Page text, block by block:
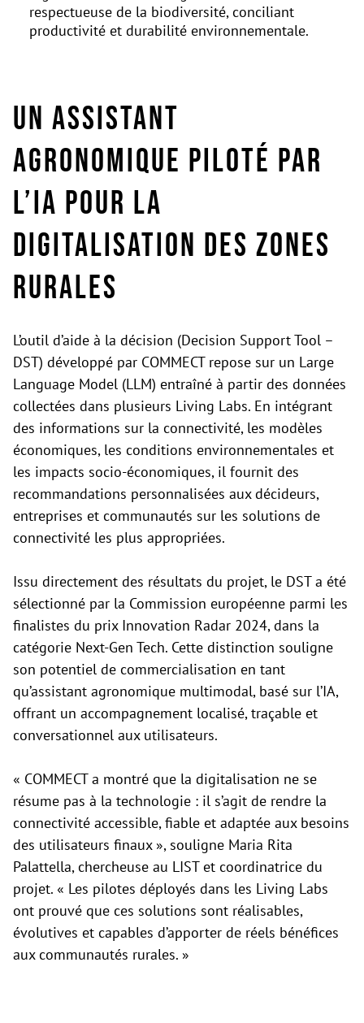
respectueuse de la biodiversité, conciliant
productivité et durabilité environnementale.
Un assistant
agronomique piloté par
l’IA pour la
digitalisation des zones
rurales
L’outil d’aide à la décision (Decision Support Tool –
DST) développé par COMMECT repose sur un Large
Language Model (LLM) entraîné à partir des données
collectées dans plusieurs Living Labs. En intégrant
des informations sur la connectivité, les modèles
économiques, les conditions environnementales et
les impacts socio-économiques, il fournit des
recommandations personnalisées aux décideurs,
entreprises et communautés sur les solutions de
connectivité les plus appropriées.
Issu directement des résultats du projet, le DST a été
sélectionné par la Commission européenne parmi les
finalistes du prix Innovation Radar 2024, dans la
catégorie Next-Gen Tech. Cette distinction souligne
son potentiel de commercialisation en tant
qu’assistant agronomique multimodal, basé sur l’IA,
offrant un accompagnement localisé, traçable et
conversationnel aux utilisateurs.
« COMMECT a montré que la digitalisation ne se
résume pas à la technologie : il s’agit de rendre la
connectivité accessible, fiable et adaptée aux besoins
des utilisateurs finaux », souligne Maria Rita
Palattella, chercheuse au LIST et coordinatrice du
projet. « Les pilotes déployés dans les Living Labs
ont prouvé que ces solutions sont réalisables,
évolutives et capables d’apporter de réels bénéfices
aux communautés rurales. »